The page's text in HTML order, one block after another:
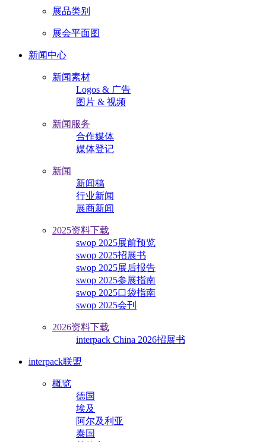
展品类别
展会平面图
新闻中心
新闻素材
Logos & 广告
图片 & 视频
新闻服务
合作媒体
媒体登记
新闻
新闻稿
行业新闻
展商新闻
2025资料下载
swop 2025展前预览
swop 2025招展书
swop 2025展后报告
swop 2025参展指南
swop 2025口袋指南
swop 2025会刊
2026资料下载
interpack China 2026招展书
interpack联盟
概览
德国
埃及
阿尔及利亚
泰国